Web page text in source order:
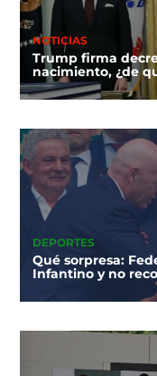
NOTICIAS
Trump firma
nacimiento, ¿de
DEPORTES
Qué sorpresa:
Infantino y no